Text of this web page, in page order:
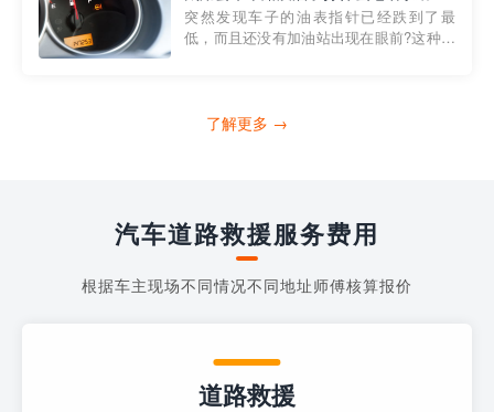
的在线服务平台。通过...
突然发现车子的油表指针已经跌到了最
低，而且还没有加油站出现在眼前?这种情
打4006363122请求送油人员来帮助你。
了解更多 →
汽车道路救援服务费用
根据车主现场不同情况不同地址师傅核算报价
道路救援